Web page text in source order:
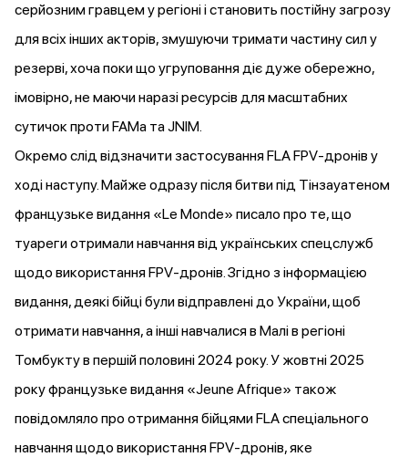
серйозним гравцем у регіоні і становить постійну загрозу
для всіх інших акторів, змушуючи тримати частину сил у
резерві, хоча поки що угруповання діє дуже обережно,
імовірно, не маючи наразі ресурсів для масштабних
сутичок проти FAMa та JNIM.
Окремо слід відзначити застосуванняFLA FPV-дронів у
ході наступу. Майже одразу після битви під Тінзауатеном
французьке видання «Le Monde» писало про те, що
туареги отримали навчання від українських спецслужб
щодо використання FPV-дронів. Згідно з інформацією
видання, деякі бійці були відправлені до України, щоб
отримати навчання, а інші навчалися в Малі в регіоні
Томбукту в першій половині 2024 року. У жовтні 2025
року французьке видання «Jeune Afrique» також
повідомляло про отримання бійцями FLA спеціального
навчання щодо використання FPV-дронів, яке